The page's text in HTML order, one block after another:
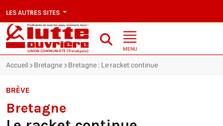
LES AUTRES SITES
MENU
Accueil Bretagne Bretagne : Le racket continue
BRÈVE
Bretagne